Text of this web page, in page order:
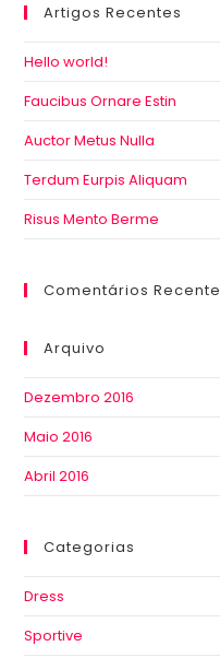
Artigos Recentes
Hello world!
Faucibus Ornare Estin
Auctor Metus Nulla
Terdum Eurpis Aliquam
Risus Mento Berme
Comentários
Arquivo
Dezembro 2016
Maio 2016
Abril 2016
Categorias
Dress
Sportive